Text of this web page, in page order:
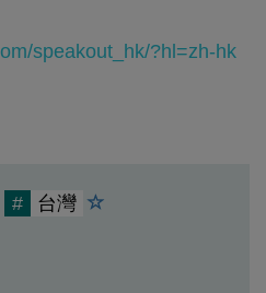
speakout_hk/?hl=zh-hk
# 台灣